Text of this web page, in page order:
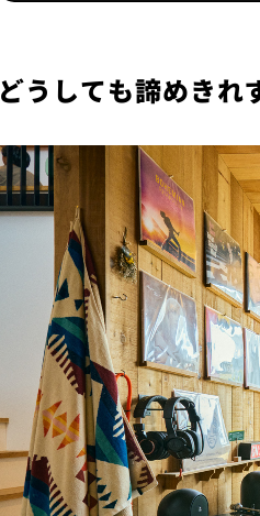
どうしても諦めきれ